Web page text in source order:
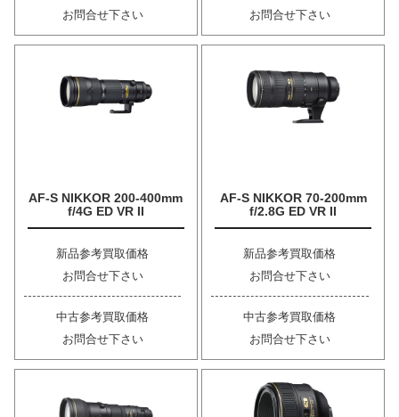
お問合せ下さい
お問合せ下さい
AF-S NIKKOR 200-400mm
f/4G ED VR II
新品参考買取価格
お問合せ下さい
中古参考買取価格
お問合せ下さい
AF-S NIKKOR 70-200mm
f/2.8G ED VR II
新品参考買取価格
お問合せ下さい
中古参考買取価格
お問合せ下さい